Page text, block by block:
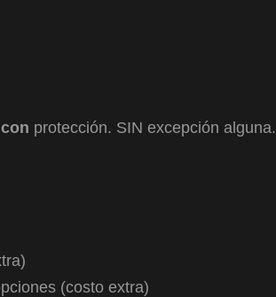
con protección. SIN excepción alguna.
(costo extra)